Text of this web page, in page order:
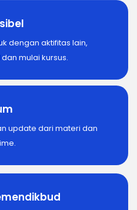
dengan aktifitas lain,
mulai kursus.
update dari materi dan